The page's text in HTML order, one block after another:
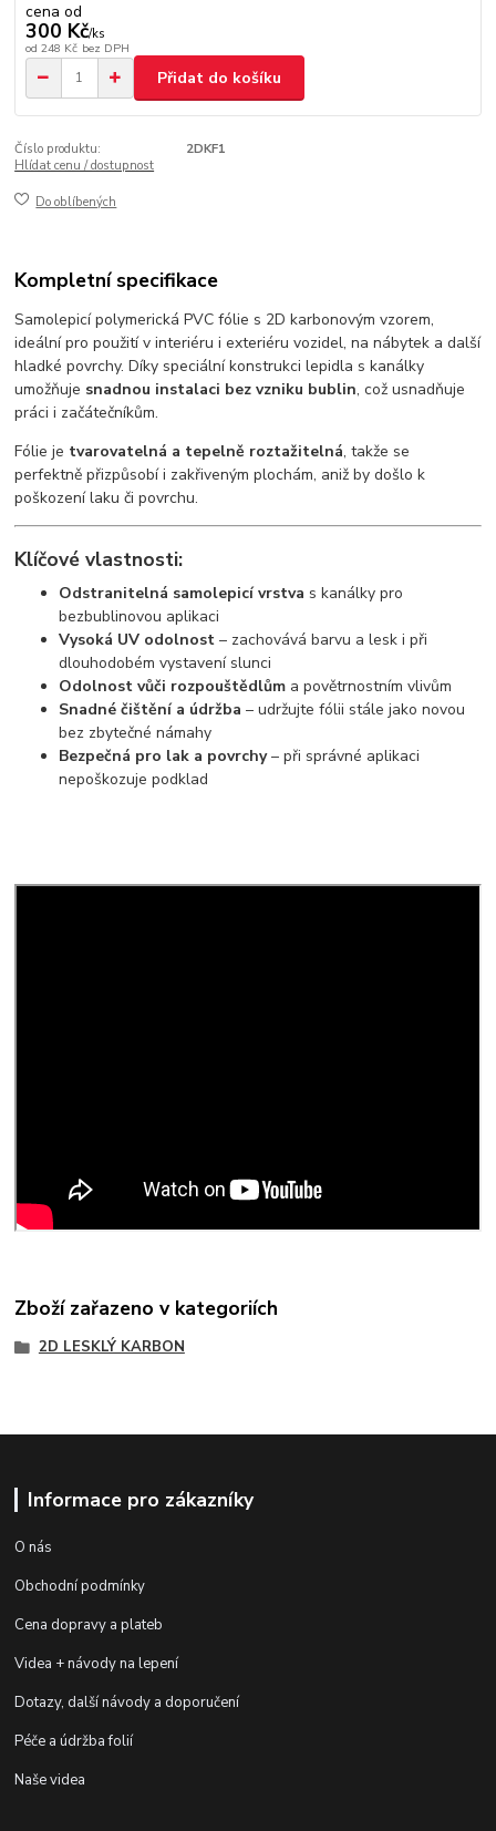
cena od
300 Kč/ks
od 248 Kč bez DPH
Přidat do košíku
Číslo produktu:
2DKF1
Hlídat cenu / dostupnost
Do oblíbených
Kompletní specifikace
Samolepicí polymerická PVC fólie s 2D karbonovým vzorem,
ideální pro použití v interiéru i exteriéru vozidel, na nábytek a další
hladké povrchy. Díky speciální konstrukci lepidla s kanálky
umožňuje snadnou instalaci bez vzniku bublin, což usnadňuje
práci i začátečníkům.
Fólie je tvarovatelná a tepelně roztažitelná, takže se
perfektně přizpůsobí i zakřiveným plochám, aniž by došlo k
poškození laku či povrchu.
Klíčové vlastnosti:
Odstranitelná samolepicí vrstva s kanálky pro
bezbublinovou aplikaci
Vysoká UV odolnost – zachovává barvu a lesk i při
dlouhodobém vystavení slunci
Odolnost vůči rozpouštědlům a povětrnostním vlivům
Snadné čištění a údržba – udržujte fólii stále jako novou
bez zbytečné námahy
Bezpečná pro lak a povrchy– při správné aplikaci
nepoškozuje podklad
Zboží zařazeno v kategoriích
2D LESKLÝ KARBON
Informace pro zákazníky
O nás
Obchodní podmínky
Cena dopravy a plateb
Videa + návody na lepení
Dotazy, další návody a doporučení
Péče a údržba folií
Naše videa